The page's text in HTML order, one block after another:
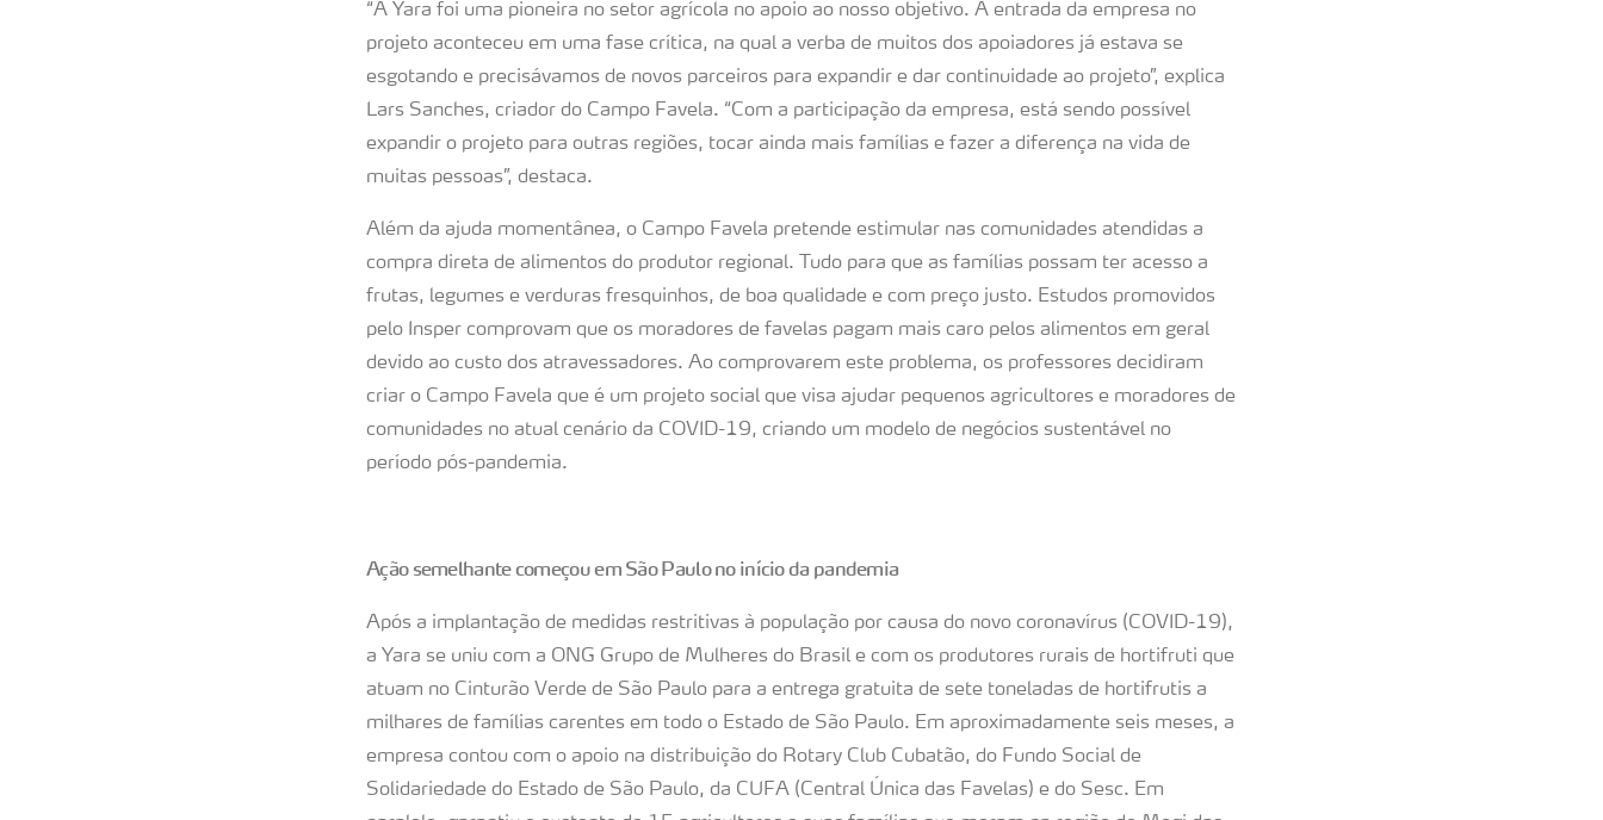
“A Yara foi uma pioneira no setor agrícola no apoio ao nosso objetivo. A entrada da empresa no
projeto aconteceu em uma fase crítica, na qual a verba de muitos dos apoiadores já estava se
esgotando e precisávamos de novos parceiros para expandir e dar continuidade ao projeto”, explica
Lars Sanches, criador do Campo Favela. “Com a participação da empresa, está sendo possível
expandir o projeto para outras regiões, tocar ainda mais famílias e fazer a diferença na vida de
muitas pessoas”, destaca.
Além da ajuda momentânea, o Campo Favela pretende estimular nas comunidades atendidas a
compra direta de alimentos do produtor regional. Tudo para que as famílias possam ter acesso a
frutas, legumes e verduras fresquinhos, de boa qualidade e com preço justo. Estudos promovidos
pelo Insper comprovam que os moradores de favelas pagam mais caro pelos alimentos em geral
devido ao custo dos atravessadores. Ao comprovarem este problema, os professores decidiram
criar o Campo Favela que é um projeto social que visa ajudar pequenos agricultores e moradores de
comunidades no atual cenário da COVID-19, criando um modelo de negócios sustentável no
período pós-pandemia.
Ação semelhante começou em São Paulo no início da pandemia
Após a implantação de medidas restritivas à população por causa do novo coronavírus (COVID-19),
a Yara se uniu com a ONG Grupo de Mulheres do Brasil e com os produtores rurais de hortifruti que
atuam no Cinturão Verde de São Paulo para a entrega gratuita de sete toneladas de hortifrutis a
milhares de famílias carentes em todo o Estado de São Paulo. Em aproximadamente seis meses, a
empresa contou com o apoio na distribuição do Rotary Club Cubatão, do Fundo Social de
Solidariedade do Estado de São Paulo, da CUFA (Central Única das Favelas) e do Sesc. Em